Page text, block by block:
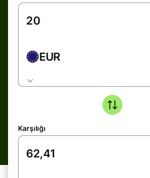
EUR
Karşılığı